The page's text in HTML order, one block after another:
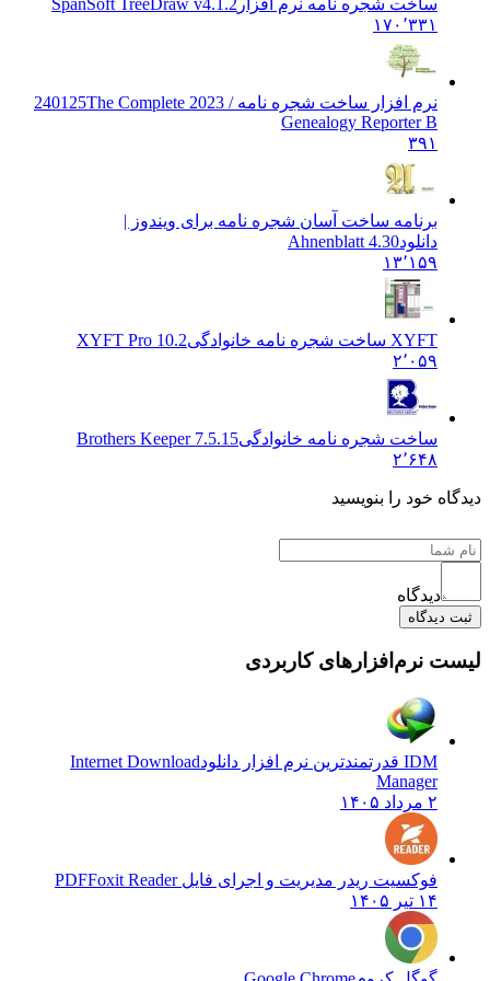
ساخت شجره نامه نرم افزارSpanSoft TreeDraw v4.1.2
۱۷۰٬۳۳۱
نرم افزار ساخت شجره نامه / 2023 240125
The Complete
Genealogy Reporter B
برنامه ساخت آسان شجره نامه برای ویندوز |
Ahnenblatt 4.30
۱۳٬۱۵۹
XYFT Pro 10.2
ساخت شجره نامه خانوادگیBrothers Keeper 7.5.15
خود را بنویسید
نرم‌افزارهای کاربردی
Internet Download
Manager
فوکسیت ریدر مدیریت و اجرای فایل PDFFoxit Reader